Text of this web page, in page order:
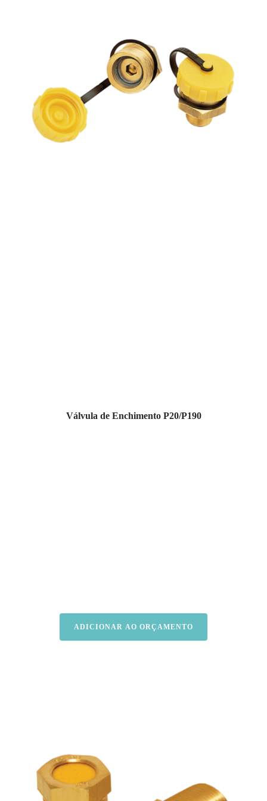
Válvula de Enchimento P20/P190
ADICIONAR AO ORÇAMENTO